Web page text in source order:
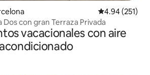
Calificación
4.94 (251)
Dos con gran Terraza Privada
vacacionales con aire
acondicionado